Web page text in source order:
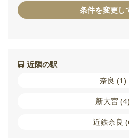
条件を変更し
近隣の駅
奈良 (1)
新大宮 (4)
近鉄奈良